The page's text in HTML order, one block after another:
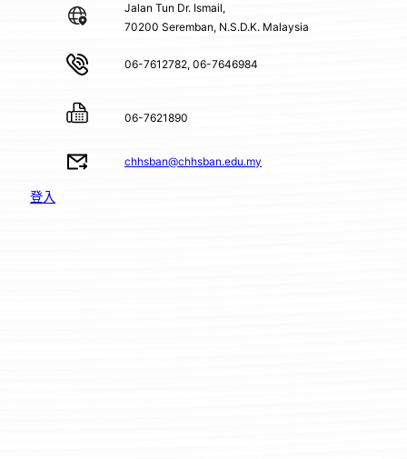
Jalan Tun Dr. Ismail,
70200 Seremban, N.S.D.K. Malaysia
06-7612782, 06-7646984
06-7621890
chhsban@chhsban.edu.my
登入